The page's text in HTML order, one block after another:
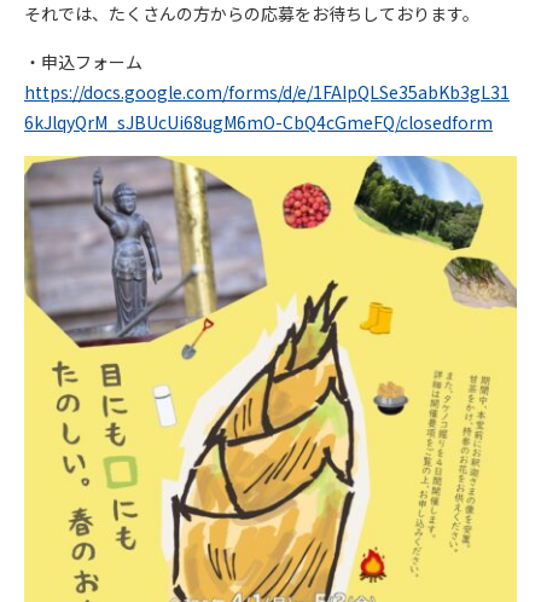
それでは、たくさんの方からの応募をお待ちしております。
・申込フォーム
https://docs.google.com/forms/d/e/1FAIpQLSe35abKb3gL31
6kJlqyQrM_sJBUcUi68ugM6mO-CbQ4cGmeFQ/closedform